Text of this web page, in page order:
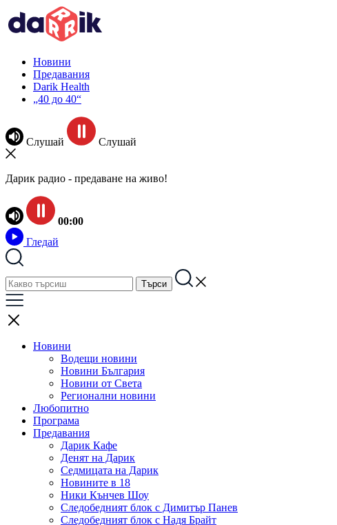
Новини
Предавания
Darik Health
„40 до 40“
Слушай Слушай
Дарик радио - предаване на живо!
00:00
Гледай
Новини
Водещи новини
Новини България
Новини от Света
Регионални новини
Любопитно
Програма
Предавания
Дарик Кафе
Денят на Дарик
Седмицата на Дарик
Новините в 18
Ники Кънчев Шоу
Следобедният блок с Димитър Панев
Следобедният блок с Надя Брайт